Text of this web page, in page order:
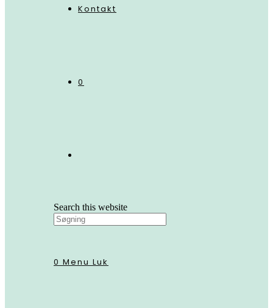
Kontakt
0
Search this website
0 Menu Luk